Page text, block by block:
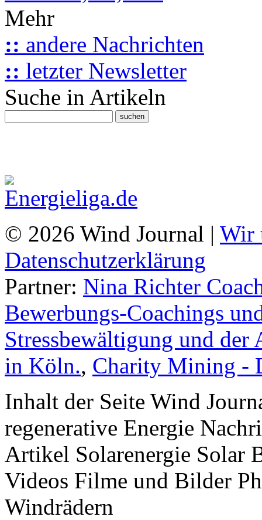
Mehr
:: andere Nachrichten
:: letzter Newsletter
Suche in Artikeln
© 2026 Wind Journal | Wir
Datenschutzerklärung
Partner: Nina Richter
Bewerbungs-Coachings
Stressbewältigung und
in Köln., Charity Mining -
Inhalt der Seite Wind
regenerative Energie
Artikel Solarenergie Solar
Videos Filme und Bilder
Windrädern